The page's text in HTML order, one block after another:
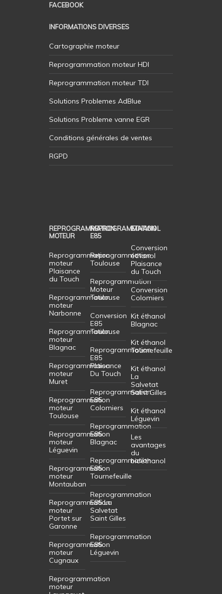
FACEBOOK
INFORMATIONS DIVERSES
Cartographie moteur
Reprogrammation moteur HDI
Reprogrammation moteur TDI
Solutions Problemes AdBlue
Solutions Probleme vanne EGR
Conditions générales de ventes
RGPD
REPROGRAMMATION
MOTEUR
Reprogrammation
moteur
Plaisance
du Touch
Reprogrammation
moteur
Narbonne
Reprogrammation
moteur
Blagnac
Reprogrammation
moteur
Muret
Reprogrammation
moteur
Toulouse
Reprogrammation
moteur
Léguevin
Reprogrammation
moteur
Montauban
Reprogrammation
moteur
Portet sur
Garonne
Reprogrammation
moteur
Cugnaux
Reprogrammation
moteur
REPROGRAMMATION
E85
Reprogrammation
Toulouse
Reprogrammation
Moteur
Toulouse
Conversion
E85
Toulouse
Reprogrammation
E85
Plaisance
Du Touch
Reprogrammation
E85
Colomiers
Reprogrammation
E85
Blagnac
Reprogrammation
E85
Tournefeuille
Reprogrammation
E85 La
Salvetat
Saint Gilles
Reprogrammation
E85
Léguevin
ETHANOL
Conversion
éthanol
Plaisance
du Touch
Conversion
Colomiers
Kit éthanol
Blagnac
Kit éthanol
Tournefeuille
Kit éthanol
La
Salvetat
Saint Gilles
Kit éthanol
Léguevin
Les
avantages
du
bioéthanol